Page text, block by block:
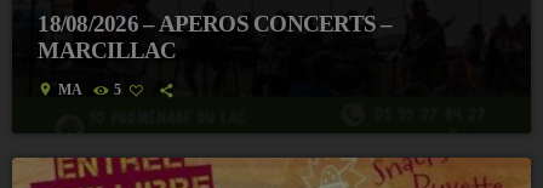
18/08/2026 – APEROS CONCERTS –
MARCILLAC
location_on MA 5